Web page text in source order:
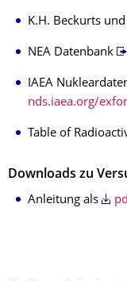
K.H. Beckurts
NEA Datenbank
IAEA
nds.iaea.org/
Table of
Downloads zu
Anleitung als